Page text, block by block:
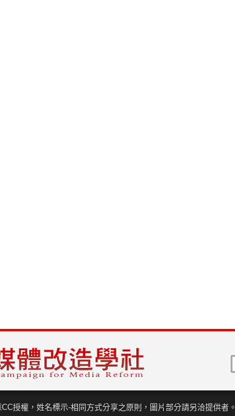
授權，姓名標示-相同方式分享之原則，圖片部分請另洽提供者。